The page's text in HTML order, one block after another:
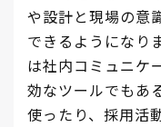
や設計と現場の意
できるようになり
は社内コミュニケ
効なツールでもあ
使ったり、採用活